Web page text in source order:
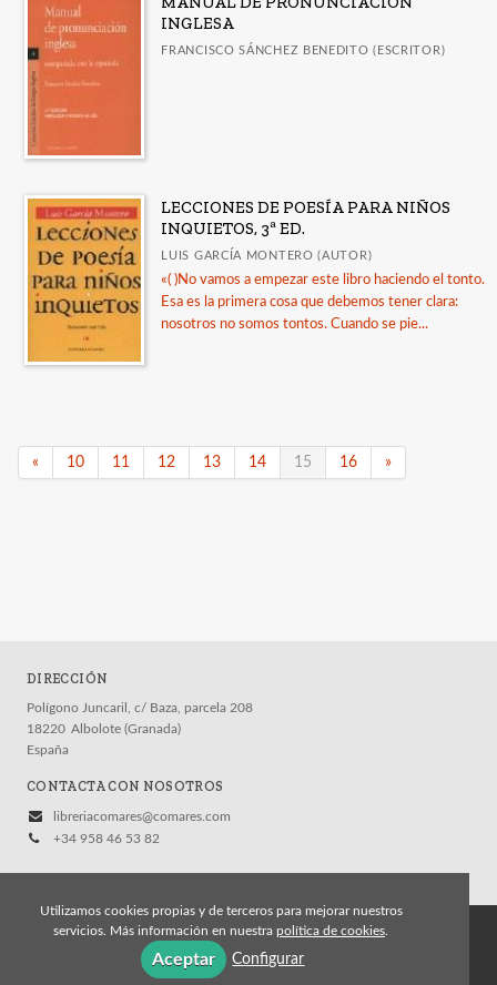
INGLESA
FRANCISCO SÁNCHEZ BENEDITO (ESCRITOR)
LECCIONES DE POESÍA PARA NIÑOS
INQUIETOS, 3ª ED.
LUIS GARCÍA MONTERO (AUTOR)
«( )No vamos a empezar este libro haciendo el tonto.
Esa es la primera cosa que debemos tener clara:
nosotros no somos tontos. Cuando se pie...
« 10 11 12 13 14 15 16 »
DIRECCIÓN
Polígono Juncaril, c/ Baza, parcela 208
18220 Albolote (Granada)
España
CONTACTA CON NOSOTROS
libreriacomares@comares.com
+34 958 46 53 82
© 2026, Editorial Comares
Política de cookies
Política de privacidad
Utilizamos cookies propias y de terceros para mejorar nuestros
servicios. Más información en nuestra política de cookies
Aceptar Configurar